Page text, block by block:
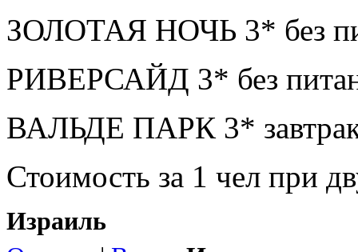
ЗОЛОТАЯ НОЧЬ 3* без
РИВЕРСАЙД 3* без
ВАЛЬДЕ ПАРК 3*
Стоимость за 1 чел при
Израиль